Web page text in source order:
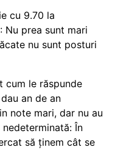
cu 9.70 la
Nu prea sunt mari
nu sunt posturi
cum le răspunde
an de an
note mari, dar nu au
În
să ținem cât se